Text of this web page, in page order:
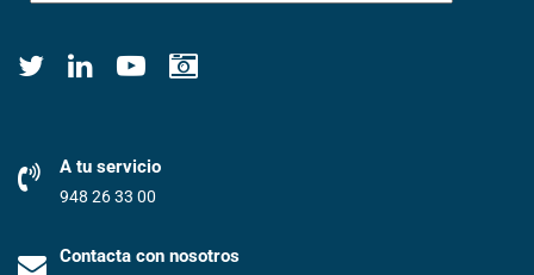
A tu servicio
948 26 33 00
Contacta con nosotros